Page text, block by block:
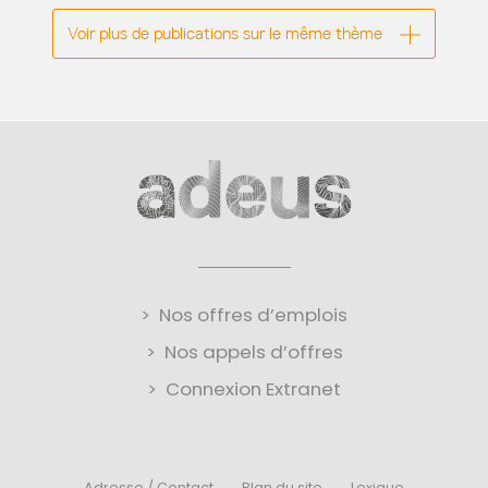
Voir plus de publications sur le même thème
Nos offres d’emplois
Nos appels d’offres
Connexion Extranet